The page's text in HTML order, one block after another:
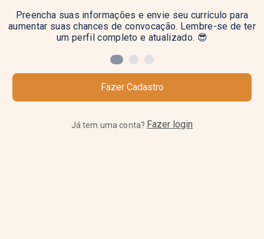
Preencha suas informações e envie seu currículo para
aumentar suas chances de convocação. Lembre-se de ter
um perfil completo e atualizado. 😎
Fazer Cadastro
Já tem uma conta? Fazer login